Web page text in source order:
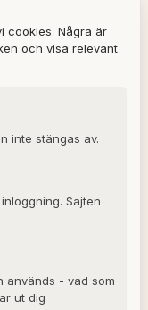
cookies. Några är
och visa relevant
inte stängas av.
Sajten
används - vad som
ut dig